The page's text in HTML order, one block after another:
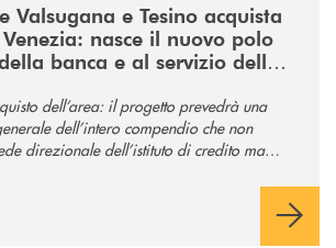
Valsugana e Tesino acquista
Venezia: nasce il nuovo polo
banca e al servizio della
dell’area: il progetto prevedrà una
dell’intero compendio che non
direzionale dell’istituto di credito ma